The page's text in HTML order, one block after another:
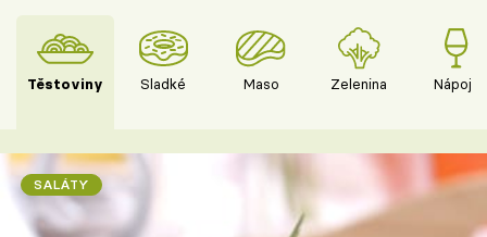
Těstoviny Sladké Maso Zelenina Nápoje
SALÁTY